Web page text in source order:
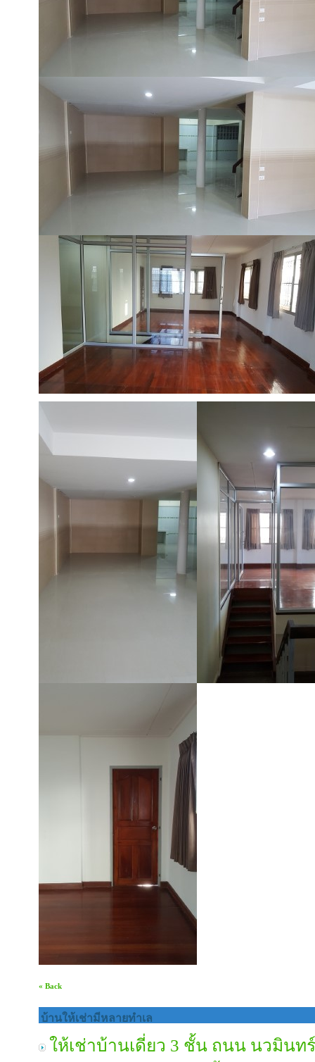
« Back
บ้านให้เช่ามีหลายทำเล
ให้เช่าบ้านเดี่ยว 3 ชั้น ถนน นวมินท